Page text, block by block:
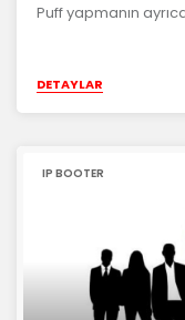
Puff yapmanın
DETAYLAR
IP BOOTER